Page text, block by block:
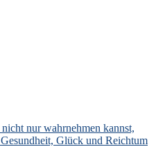
nur wahrnehmen kannst,
Glück und Reichtum